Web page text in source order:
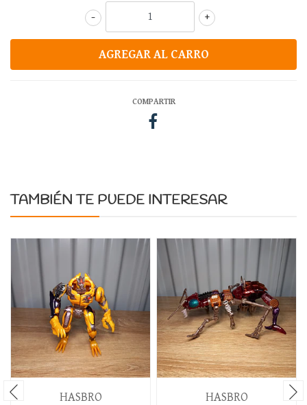
+
-
COMPARTIR
TAMBIÉN TE PUEDE INTERESAR
HASBRO HASBRO